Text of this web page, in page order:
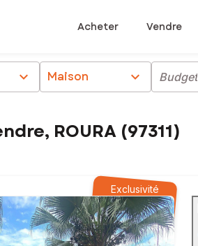
Acheter Vendre
chevron_right Maison chevron_right Budget
ROURA (97311)
Exclusivité